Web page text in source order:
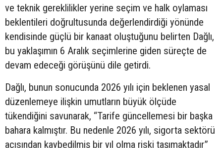
ve teknik gereklilikler yerine seçim ve halk oylaması
beklentileri doğrultusunda değerlendirdiği yönünde
kendisinde güçlü bir kanaat oluştuğunu belirten Dağlı,
bu yaklaşımın 6 Aralık seçimlerine giden süreçte de
devam edeceği görüşünü dile getirdi.
Dağlı, bunun sonucunda 2026 yılı için beklenen yasal
düzenlemeye ilişkin umutların büyük ölçüde
tükendiğini savunarak, “Tarife güncellemesi bir başka
bahara kalmıştır. Bu nedenle 2026 yılı, sigorta sektörü
açısından kaybedilmiş bir yıl olma riski taşımaktadır”